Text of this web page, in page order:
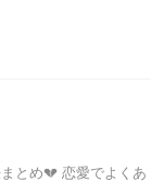
とめ💔 恋愛でよくあ